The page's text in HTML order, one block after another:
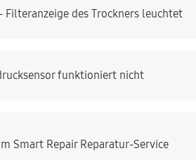
Filteranzeige des Trockners leuchtet
funktioniert nicht
Smart Repair Reparatur-Service